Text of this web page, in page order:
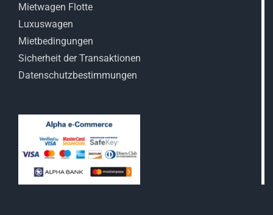
Mietwagen Flotte
Luxuswagen
Mietbedingungen
Sicherheit der Transaktionen
Datenschutzbestimmungen